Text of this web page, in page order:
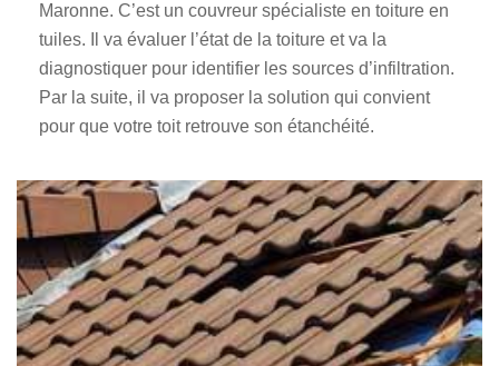
Maronne. C’est un couvreur spécialiste en toiture en
tuiles. Il va évaluer l’état de la toiture et va la
diagnostiquer pour identifier les sources d’infiltration.
Par la suite, il va proposer la solution qui convient
pour que votre toit retrouve son étanchéité.